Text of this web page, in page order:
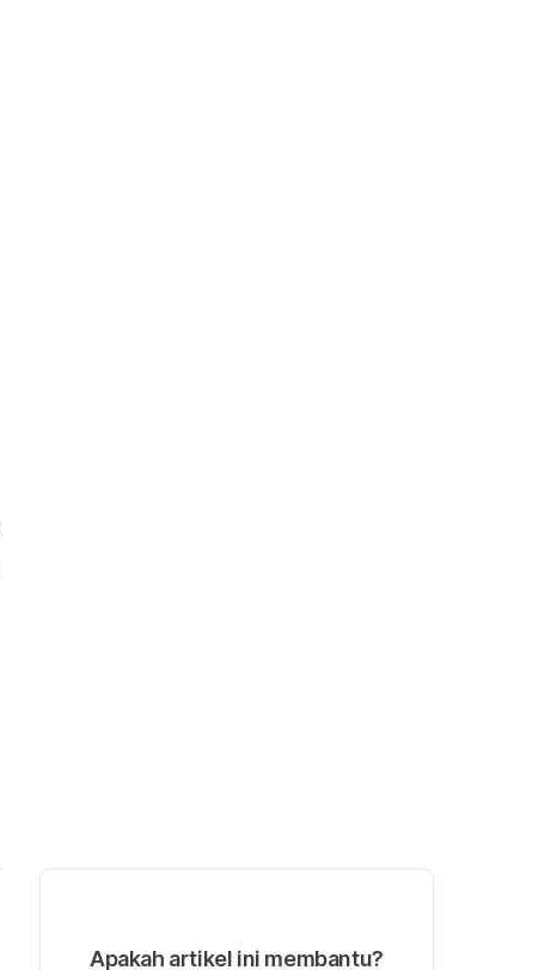
Apakah artikel ini membantu?